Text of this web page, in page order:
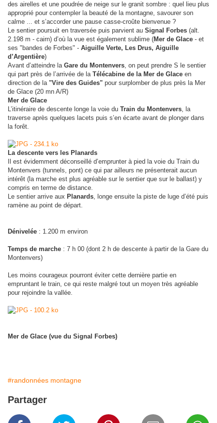
des airelles et une poudrée de neige sur le granit sombre : quel lieu plus
approprié pour contempler la beauté de la montagne, savourer son
calme ... et s’accorder une pause casse-croûte bienvenue ?
Le sentier poursuit en traversée puis parvient au Signal Forbes (alt.
2.198 m - cairn) d’où la vue est également sublime (Mer de Glace - et
ses "bandes de Forbes" - Aiguille Verte, Les Drus, Aiguille
d’Argentière)
Avant d’atteindre la Gare du Montenvers, on peut prendre S le sentier
qui part près de l’arrivée de la Télécabine de la Mer de Glace en
direction de la "Vire des Guides" pour surplomber de plus près la Mer
de Glace (20 mn A/R)
Mer de Glace
L’itinéraire de descente longe la voie du Train du Montenvers, la
traverse après quelques lacets puis s’en écarte avant de plonger dans
la forêt.
La descente vers les Planards
Il est évidemment déconseillé d’emprunter à pied la voie du Train du
Montenvers (tunnels, pont) ce qui par ailleurs ne présenterait aucun
intérêt (la marche est plus agréable sur le sentier que sur le ballast) y
compris en terme de distance.
Le sentier arrive aux Planards, longe ensuite la piste de luge d’été puis
ramène au point de départ.
Dénivelée : 1.200 m environ
Temps de marche : 7 h 00 (dont 2 h de descente à partir de la Gare du
Montenvers)
Les moins courageux pourront éviter cette dernière partie en
empruntant le train, ce qui reste malgré tout un moyen très agréable
pour rejoindre la vallée.
Mer de Glace (vue du Signal Forbes)
#randonnées montagne
Partager